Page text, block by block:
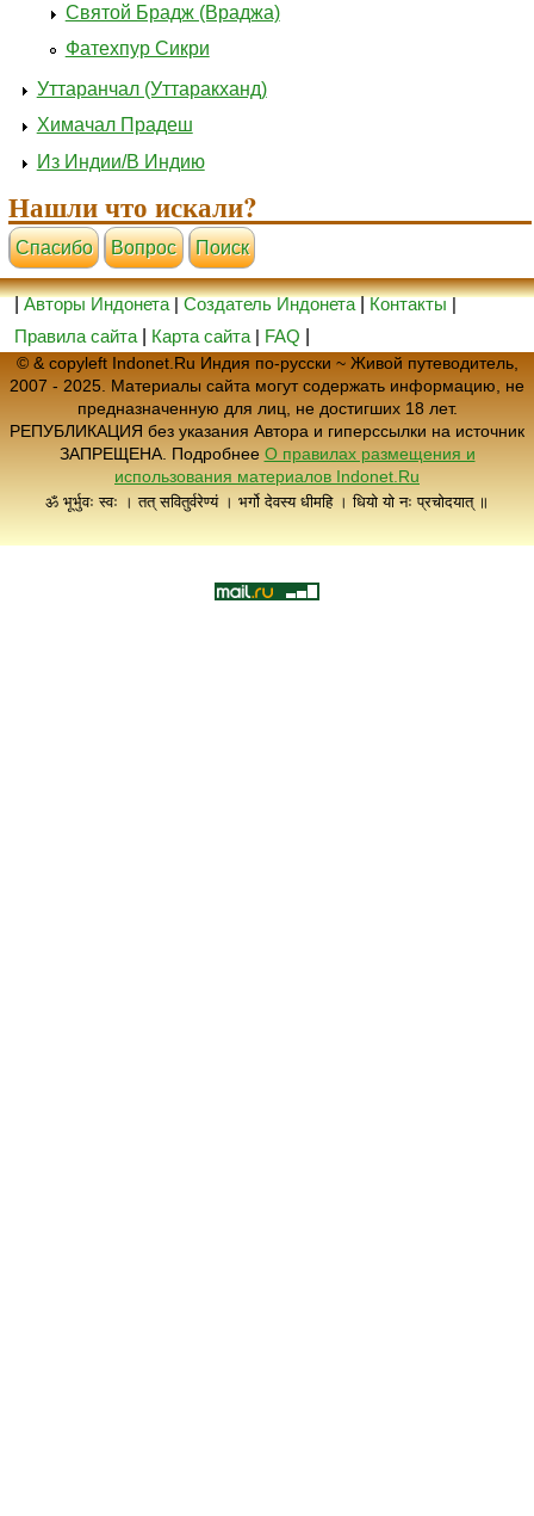
Святой Брадж (Враджа)
Фатехпур Сикри
Уттаранчал (Уттаракханд)
Химачал Прадеш
Из Индии/В Индию
Нашли что искали?
Cпасибо Вопрос Поиск
|Авторы Индонета|Создатель Индонета|Контакты|
Правила сайта
Карта сайта | FAQ
© & copyleft Indonet.Ru Индия по-русски ~ Живой путеводитель,
2007 - 2025. Материалы сайта могут содержать информацию, не
предназначенную для лиц, не достигших 18 лет.
РЕПУБЛИКАЦИЯ без указания Автора и гиперссылки на источник
ЗАПРЕЩЕНА. Подробнее О правилах размещения и
использования материалов Indonet.Ru
ॐ भूर्भुवः स्वः । तत् सवितुर्वरेण्यं । भर्गो देवस्य धीमहि । धियो यो नः प्रचोदयात् ॥